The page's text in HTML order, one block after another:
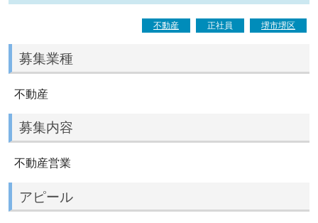
不動産 正社員 堺市堺区
募集業種
不動産
募集内容
不動産営業
アピール